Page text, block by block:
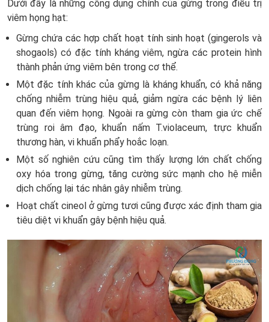
Dưới đây là những công dụng chính của gừng trong điều trị
viêm họng hạt:
Gừng chứa các hợp chất hoạt tính sinh hoạt (gingerols và
shogaols) có đặc tính kháng viêm, ngừa các protein hình
thành phản ứng viêm bên trong cơ thể.
Một đặc tính khác của gừng là kháng khuẩn, có khả năng
chống nhiễm trùng hiệu quả, giảm ngừa các bệnh lý liên
quan đến viêm họng. Ngoài ra gừng còn tham gia ức chế
trùng roi âm đạo, khuẩn nấm T.violaceum, trực khuẩn
thương hàn, vi khuẩn phẩy hoắc loạn.
Một số nghiên cứu cũng tìm thấy lượng lớn chất chống
oxy hóa trong gừng, tăng cường sức mạnh cho hệ miễn
dịch chống lại tác nhân gây nhiễm trùng.
Hoạt chất cineol ở gừng tươi cũng được xác định tham gia
tiêu diệt vi khuẩn gây bệnh hiệu quả.